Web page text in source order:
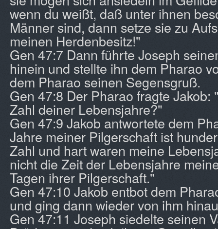
wenn du weißt, daß unter ihnen
Männer sind, dann setze sie zu
meinen Herdenbesitz!"
Gen 47:7 Dann führte Joseph
hinein und stellte ihn dem Pharao
dem Pharao seinen Segensgruß.
Gen 47:8 Der Pharao fragte Jakob:
Zahl deiner Lebensjahre?"
Gen 47:9 Jakob antwortete dem
Jahre meiner Pilgerschaft ist
Zahl und hart waren meine
nicht die Zeit der Lebensjahre
Tagen ihrer Pilgerschaft."
Gen 47:10 Jakob entbot dem
und ging dann wieder von ihm
Gen 47:11 Joseph siedelte seinen